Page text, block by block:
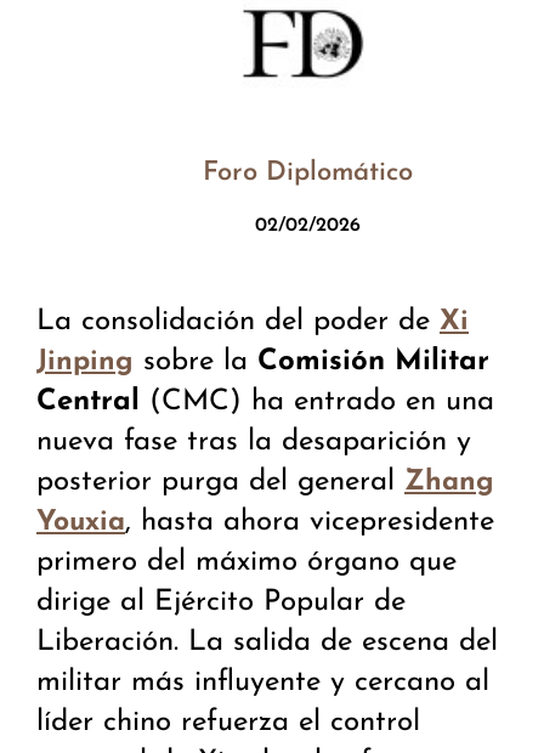
Foro Diplomático
02/02/2026
La consolidación del poder de Xi
Jinping sobre la Comisión Militar
Central (CMC) ha entrado en una
nueva fase tras la desaparición y
posterior purga del general Zhang
Youxia, hasta ahora vicepresidente
primero del máximo órgano que
dirige al Ejército Popular de
Liberación. La salida de escena del
militar más influyente y cercano al
líder chino refuerza el control